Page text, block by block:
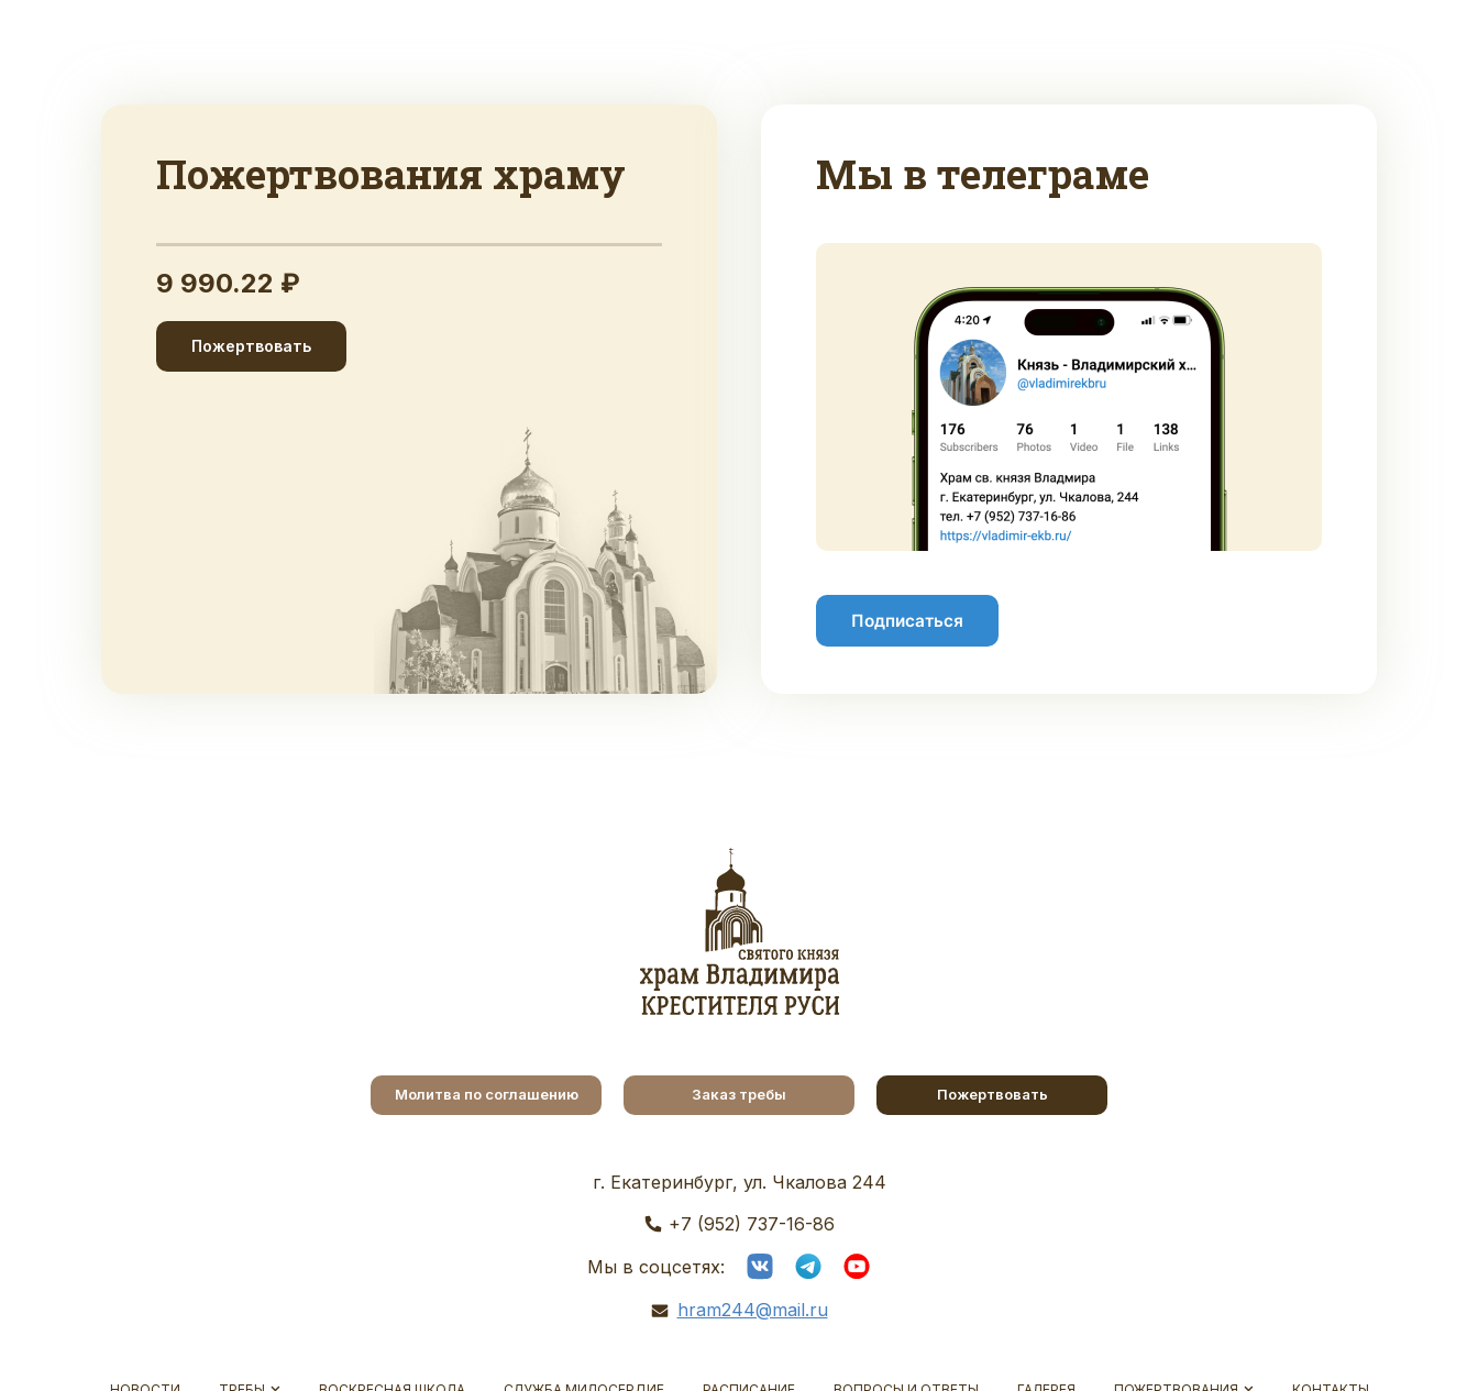
Пожертвования храму
9 990.22 ₽
Пожертвовать
Мы в телеграме
Подписаться
Молитва по соглашению Заказ требы Пожертвовать
г. Екатеринбург, ул. Чкалова 244
+7 (952) 737-16-86
Мы в соцсетях:
hram244@mail.ru